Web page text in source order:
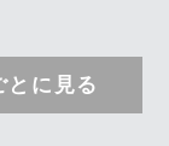
とに見る